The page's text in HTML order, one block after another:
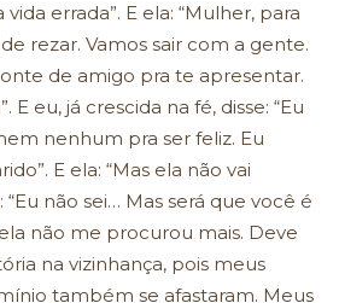
errada”. E ela: “Mulher, para
rezar. Vamos sair com a gente.
de amigo pra te apresentar.
E eu, já crescida na fé, disse: “Eu
nenhum pra ser feliz. Eu
E ela: “Mas ela não vai
“Eu não sei… Mas será que você é
não me procurou mais. Deve
na vizinhança, pois meus
também se afastaram. Meus